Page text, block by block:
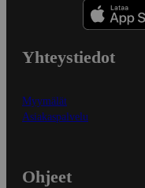
Yhteystiedot
Myymälät
Asiakaspalvelu
Ohjeet